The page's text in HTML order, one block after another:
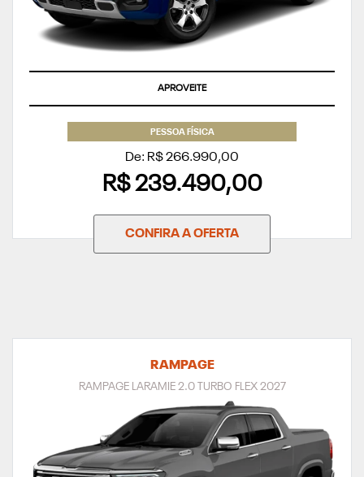
SUPERVALORIZAÇÃO DO SEU SEMINOVO
PESSOA FÍSICA
De: R$ 266.990,00
R$ 239.490,00
CONFIRA A OFERTA
RAMPAGE
RAMPAGE LARAMIE 2.0 TURBO FLEX 2027